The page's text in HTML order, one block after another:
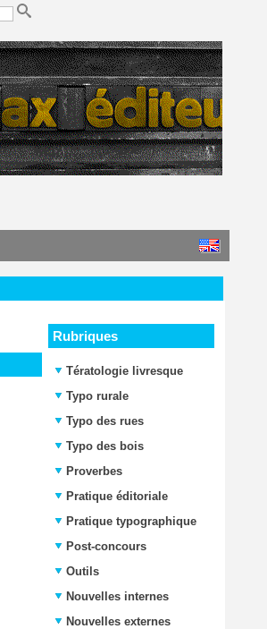
Rubriques
Tératologie livresque
Typo rurale
Typo des rues
Typo des bois
Proverbes
Pratique éditoriale
Pratique typographique
Post-concours
Outils
Nouvelles internes
Nouvelles externes